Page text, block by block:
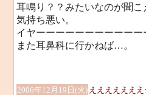
耳鳴り？？みたいなのが聞こ
気持ち悪い。
イヤーーーーーーーーーーー
また耳鼻科に行かねば…。
2006年12月19日(火) ええええええ